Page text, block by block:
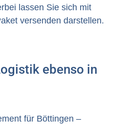
lassen Sie sich mit
versenden darstellen.
ebenso in
für Böttingen –